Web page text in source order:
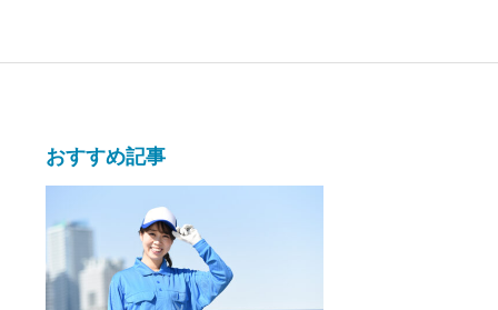
ート
化する配送サー
おすすめ記事